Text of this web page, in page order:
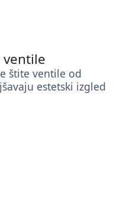
ventile
štite ventile od
estetski izgled